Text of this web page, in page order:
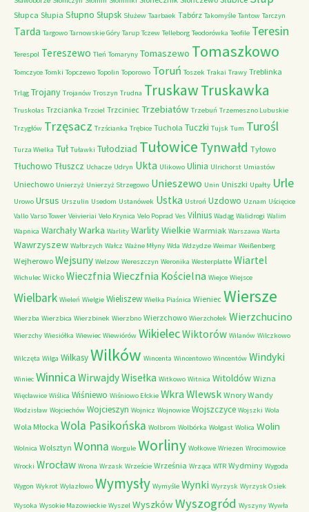
Słupca Słupia Słupno Słupsk Służew Taarbaek Tabórz Takomyśle Tantow Tarczyn
Tarda Targowo Tarnowskie Góry Tarup Tczew Telleborg Teodorówka Teofile Teresin
Terespol Tereszewo Tleń Tomaryny Tomaszewo Tomaszkowo
Tomczyce Tomki Topczewo Topolin Toporowo Toruń Toszek Trakai Trawy Treblinka
Trląg Trojany Trojanów Troszyn Trudna TruskawTruskawka
Truskolas Trzcianka Trzciel Trzciniec Trzebiatów Trzebuń Trzemeszno Lubuskie
Trzygłów Trzęsacz Trzścianka Trębice Tuchola Tuczki Tujsk Tum Turośl
Turza Wielka Tuł Tuławki Tułodziad Tułowice Tynwałd Tyłowo
Tłuchowo Tłuszcz Uchacze Udryn Ukta Ulikowo Ulinia Ulrichorst Umiastów
Uniechowo Unierzyż Unierzyż Strzegowo Unieszewo Unin Uniszki Upałty Urle
Urowo Ursus Urszulin Usedom Ustanówek Ustka Ustroń Uzdowo Uznam Uścięcice
Vallo Varso Tower Veivieriai Velo Krynica Velo Poprad Ves Vilnius Wadąg Walidrogi Walim
Wapnica WarchałyWarka Warlity Warlity Wielkie Warmiak Warszawa Warta
Wawrzyszew Wałbrzych Wałcz Ważne Młyny Wda Wdzydze Weimar Weißenberg
Wejherowo Wejsuny Welzow Wereszczyn Weronika Westerplatte Wiartel
Wichulec Wicko Wieczfnia Wieczfnia Kościelna Wiejce Wiejsce
Wielbark Wieleń Wielgie Wieliszew Wielka Piaśnica Wieniec Wiersze
Wierzba Wierzbica Wierzbinek Wierzbno Wierzchowo Wierzchołek Wierzchucino
Wierzchy Wiesiółka Wiewiec Wiewiórów WikielecWiktorów Wilanów Wilczkowo
Wilczęta Wilga WilkasyWilków Wincenta Wincentowo Wincentów Windyki
Winiec Winnica WirwajdyWisełka Witkowo Witnica Witoldów Wizna
Więcławice Wiślica Wiśniewo Wiśniowo Ełckie Wkra Wlewsk Wnory Wandy
Wodzisław Wojciechów Wojcieszyn Wojnicz Wojnowice Wojszczyce Wojszki Wola
Wola Młocka Wola Pasikońska Wolbrom Wolbórka Wolgast Wolica Wolin
Wolnica Wolsztyn Wonna Worgule Worliny Wołkowe Wriezen Wrocimowice
Wrocki Wrocław Wrona Wrzask Wrzeście Września Wrząca WTR Wydminy Wygoda
Wygon Wykrot Wylazłowo Wymysły Wymyśle Wynki Wyrzysk Wyrzysk Osiek
Wysoka Wysokie Mazowieckie Wyszel WyszkówWyszogród Wyszyny Wywła